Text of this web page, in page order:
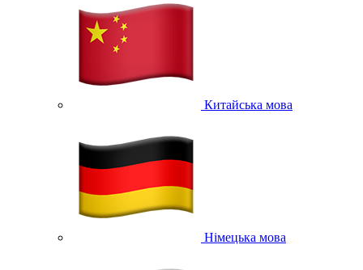
Китайська мова
Німецька мова